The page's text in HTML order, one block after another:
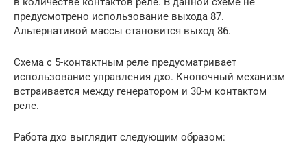
предусмотрено использование выхода 87.
Альтернативой массы становится выход 86.
Схема с 5-контактным реле предусматривает
использование управления дхо. Кнопочный механизм
встраивается между генератором и 30-м контактом
реле.
Работа дхо выглядит следующим образом: